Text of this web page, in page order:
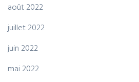
août 2022
juillet 2022
juin 2022
mai 2022